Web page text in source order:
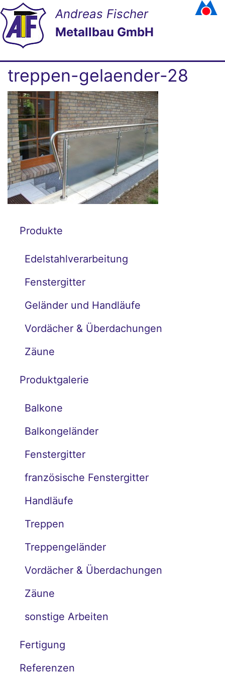
Andreas Fischer
Metallbau GmbH
treppen-gelaender-28
Produkte
Edelstahlverarbeitung
Fenstergitter
Geländer und Handläufe
Vordächer & Überdachungen
Zäune
Produktgalerie
Balkone
Balkongeländer
Fenstergitter
französische Fenstergitter
Handläufe
Treppen
Treppengeländer
Vordächer & Überdachungen
Zäune
sonstige Arbeiten
Fertigung
Referenzen